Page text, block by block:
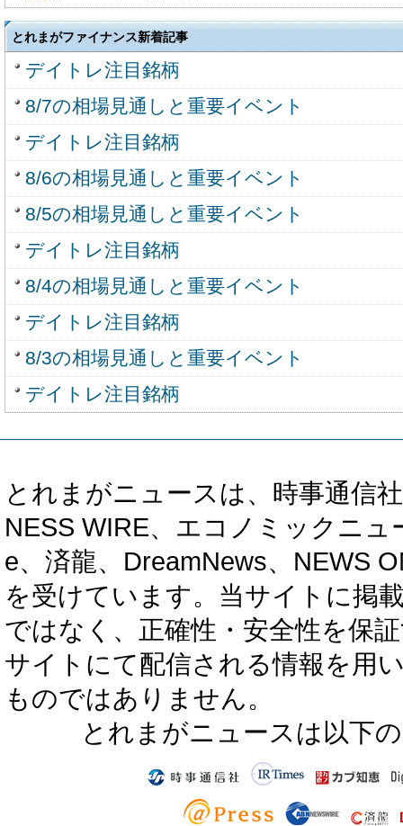
とれまがファイナンス新着記事
デイトレ注目銘柄
8/7の相場見通しと重要イベント
デイトレ注目銘柄
8/6の相場見通しと重要イベント
8/5の相場見通しと重要イベント
デイトレ注目銘柄
8/4の相場見通しと重要イベント
デイトレ注目銘柄
8/3の相場見通しと重要イベント
デイトレ注目銘柄
とれまがニュースは、時事通信
NESS WIRE、エコノミックニ
e、済龍、DreamNews、NEWS
を受けています。当サイトに掲
ではなく、正確性・安全性を保
サイトにて配信される情報を用
ものではありません。
とれまがニュースは以下